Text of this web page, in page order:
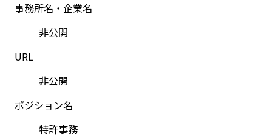
事務所名・企業名
非公開
URL
非公開
ポジション名
特許事務